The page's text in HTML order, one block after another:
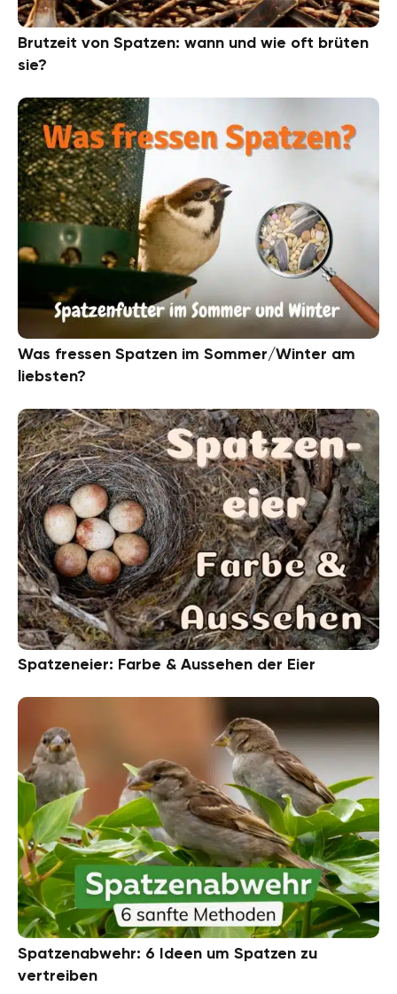
Brutzeit von Spatzen: wann und wie oft brüten
sie?
Was fressen Spatzen im Sommer/Winter am
liebsten?
Spatzeneier: Farbe & Aussehen der Eier
Spatzenabwehr: 6 Ideen um Spatzen zu
vertreiben